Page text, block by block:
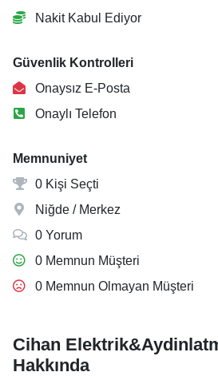
Nakit Kabul Ediyor
Güvenlik Kontrolleri
Onaysız E-Posta
Onaylı Telefon
Memnuniyet
0 Kişi Seçti
Niğde / Merkez
0 Yorum
0 Memnun Müşteri
0 Memnun Olmayan Müşteri
Cihan
Hakkında